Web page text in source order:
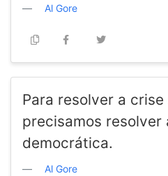
Al Gore
Para resolver a
precisamos resolver
democrática.
Al Gore